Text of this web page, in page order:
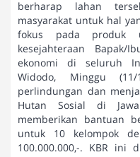
berharap lahan
masyarakat untuk hal
fokus pada produk
kesejahteraan Bapak/
ekonomi di seluruh
Widodo, Minggu
perlindungan dan
Hutan Sosial di
memberikan bantuan
untuk 10 kelompok
100.000.000,-. KBR ini